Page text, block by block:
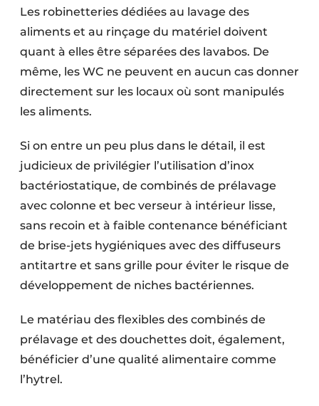
Les robinetteries dédiées au lavage des
aliments et au rinçage du matériel doivent
quant à elles être séparées des lavabos. De
même, les WC ne peuvent en aucun cas donner
directement sur les locaux où sont manipulés
les aliments.
Si on entre un peu plus dans le détail, il est
judicieux de privilégier l’utilisation d’inox
bactériostatique, de combinés de prélavage
avec colonne et bec verseur à intérieur lisse,
sans recoin et à faible contenance bénéficiant
de brise-jets hygiéniques avec des diffuseurs
antitartre et sans grille pour éviter le risque de
développement de niches bactériennes.
Le matériau des flexibles des combinés de
prélavage et des douchettes doit, également,
bénéficier d’une qualité alimentaire comme
l’hytrel.